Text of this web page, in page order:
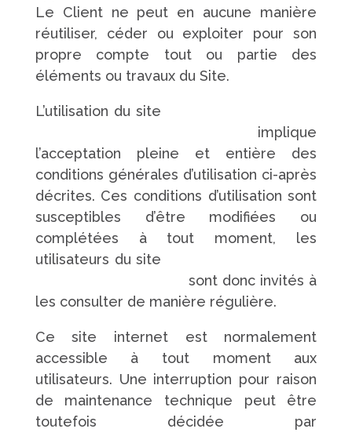
Le Client ne peut en aucune manière
réutiliser, céder ou exploiter pour son
propre compte tout ou partie des
éléments ou travaux du Site.
L’utilisation du site
implique
l’acceptation pleine et entière des
conditions générales d’utilisation ci-après
décrites. Ces conditions d’utilisation sont
susceptibles d’être modifiées ou
complétées à tout moment, les
utilisateurs du site
sont donc invités à
les consulter de manière régulière.
Ce site internet est normalement
accessible à tout moment aux
utilisateurs. Une interruption pour raison
de maintenance technique peut être
toutefois décidée par